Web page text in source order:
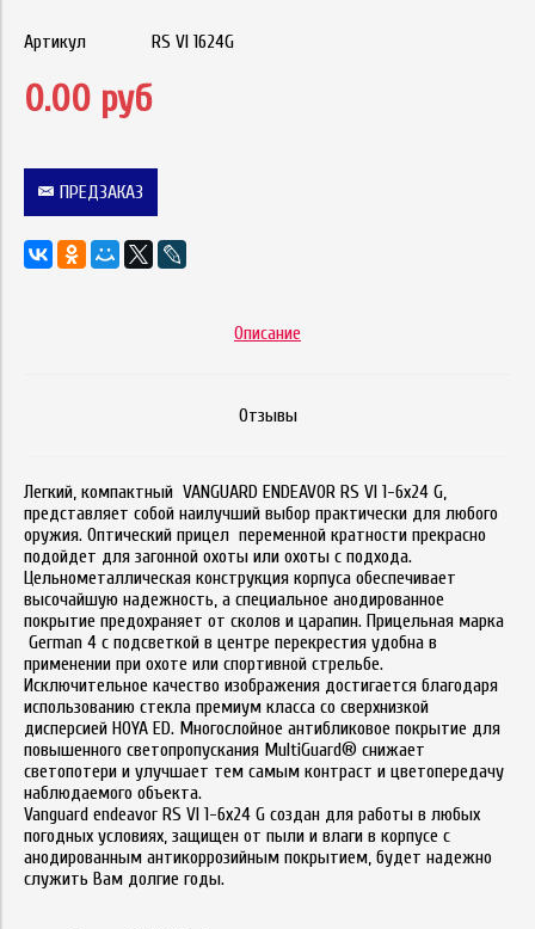
Артикул RS VI 1624G
0.00 руб
ПРЕДЗАКАЗ
Описание
Отзывы
Легкий, компактный VANGUARD ENDEAVOR RS VI 1-6х24 G,
представляет собой наилучший выбор практически для любого
оружия. Оптический прицел переменной кратности прекрасно
подойдет для загонной охоты или охоты с подхода.
Цельнометаллическая конструкция корпуса обеспечивает
высочайшую надежность, а специальное анодированное
покрытие предохраняет от сколов и царапин. Прицельная марка
German 4 с подсветкой в центре перекрестия удобна в
применении при охоте или спортивной стрельбе.
Исключительное качество изображения достигается благодаря
использованию стекла премиум класса со сверхнизкой
дисперсией HOYA ED. Многослойное антибликовое покрытие для
повышенного светопропускания MultiGuard® снижает
светопотери и улучшает тем самым контраст и цветопередачу
наблюдаемого объекта.
Vanguard endeavor RS VI 1-6x24 G создан для работы в любых
погодных условиях, защищен от пыли и влаги в корпусе с
анодированным антикоррозийным покрытием, будет надежно
служить Вам долгие годы.